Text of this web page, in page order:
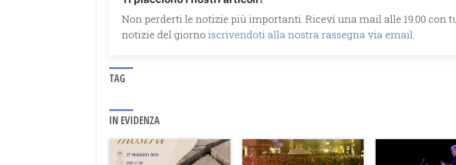
Non perderti le notizie più importanti. Ricevi una mail alle 19.00 con
notizie del giorno iscrivendoti alla nostra rassegna via email.
TAG
IN EVIDENZA